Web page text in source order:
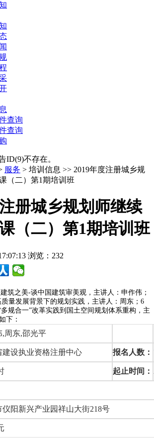
查询
查询
ID(9)不存在。
服务 > 培训信息 >> 2019年度注册城乡规
（二）第1期培训班
册城乡规划师继续
（二）第1期培训班
浏览： 232
筑之美-谈中国建筑审美观，主讲人：申作伟；
量发展背景下的规划实践，主讲人：周东；6
多规合一”改革实践到国土空间规划体系重构，主
下：
,周东,邵光平
建设执业资格注册中心 报名人数：
起止时间：
仪阳新兴产业园祥山大街218号